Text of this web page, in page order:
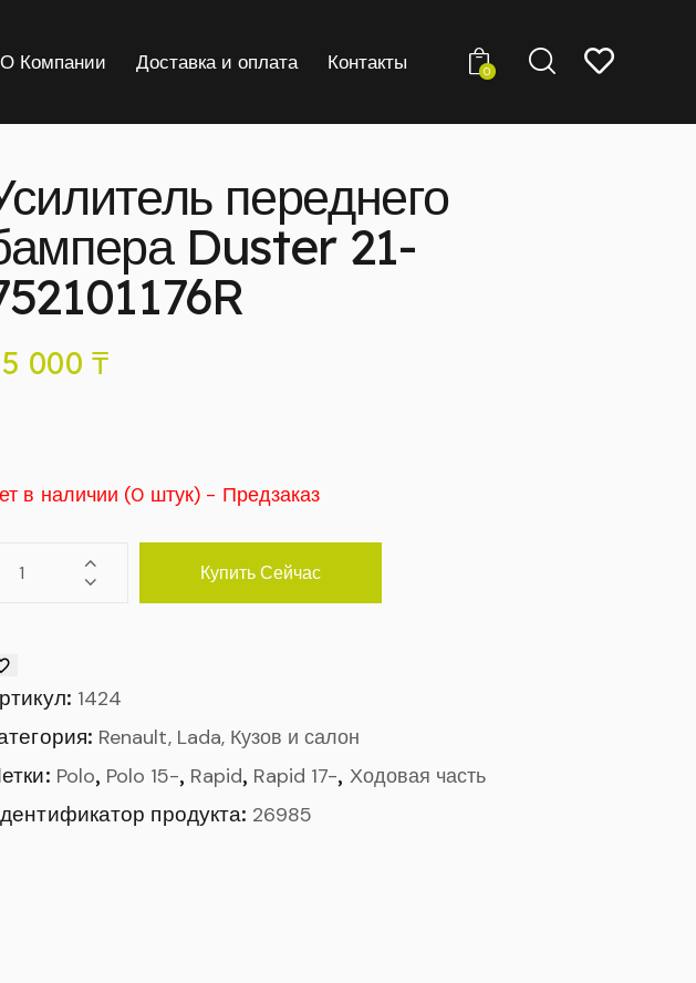
О Компании Доставка и оплата Контакты 0
переднего
Duster 21-
000 ₸
в наличии (0 штук) - Предзаказ
Купить Сейчас
1424
Renault, Lada, Кузов и салон
Polo, Polo 15-, Rapid, Rapid 17-, Ходовая часть
продукта: 26985